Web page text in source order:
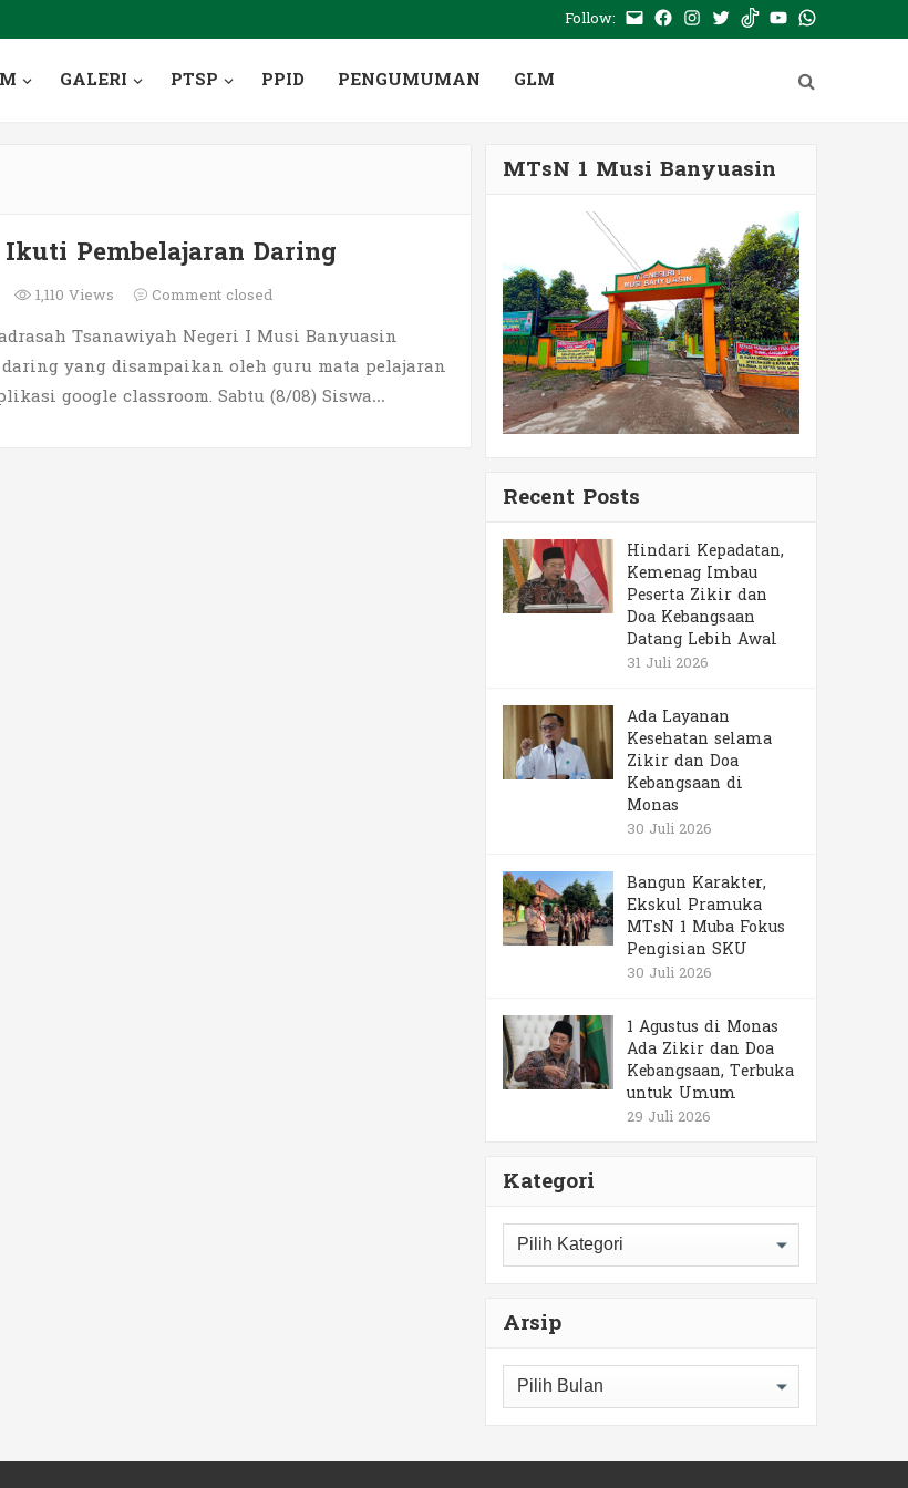
Follow: E- Facebook
Instagram
TwitterTiktokYoutubeWhatsApp
GALERI PTSP PPID PENGUMUMAN GLM
Pembelajaran Daring
1,110 Views Comment closed
Tsanawiyah Negeri I Musi Banyuasin
yang disampaikan oleh guru mata pelajaran
google classroom. Sabtu (8/08) Siswa…
MTsN 1 Musi Banyuasin
Recent Posts
Hindari Kepadatan,
Kemenag Imbau
Peserta Zikir dan
Doa Kebangsaan
Datang Lebih Awal
31 Juli 2026
Ada Layanan
Kesehatan selama
Zikir dan Doa
Kebangsaan di
Monas
30 Juli 2026
Bangun Karakter,
Ekskul Pramuka
MTsN 1 Muba Fokus
Pengisian SKU
30 Juli 2026
1 Agustus di Monas
Ada Zikir dan Doa
Kebangsaan, Terbuka
untuk Umum
29 Juli 2026
Kategori
Kategori
Arsip
Arsip